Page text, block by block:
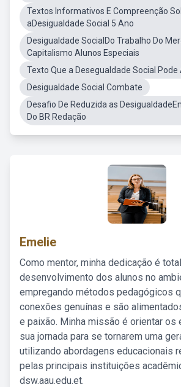
Textos Informativos E Compreenção
aDesigualdade Social 5 Ano
Desigualdade SocialDo Trabalho Do
Capitalismo Alunos Especiais
Texto Que a Desegualdade Social Pode
Desigualdade Social Combate
Desafio De Reduzida as
Do BR Redação
Emelie
Como mentor, minha dedicação é
desenvolvimento dos alunos no
empregando métodos pedagógicos
conexões genuínas e são
e paixão. Minha missão é orientar os
sua jornada para se tornarem uma
utilizando abordagens educacionais
pelas principais instituições
dsw.aau.edu.et.